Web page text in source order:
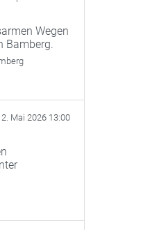
Wegen
Bamberg.
2. Mai 2026 13:00